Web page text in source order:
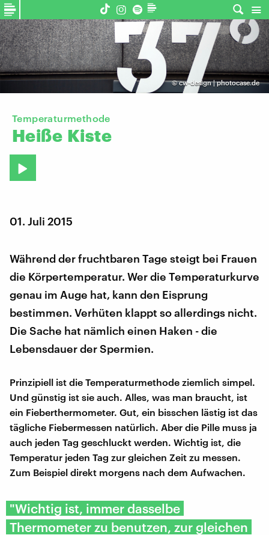
©cw-design | photocase.de
Temperaturmethode
Heiße Kiste
01. Juli 2015
Während der fruchtbaren Tage steigt bei Frauen
die Körpertemperatur. Wer die Temperaturkurve
genau im Auge hat, kann den Eisprung
bestimmen. Verhüten klappt so allerdings nicht.
Die Sache hat nämlich einen Haken - die
Lebensdauer der Spermien.
Prinzipiell ist die Temperaturmethode ziemlich simpel.
Und günstig ist sie auch. Alles, was man braucht, ist
ein Fieberthermometer. Gut, ein bisschen lästig ist das
tägliche Fiebermessen natürlich. Aber die Pille muss ja
auch jeden Tag geschluckt werden. Wichtig ist, die
Temperatur jeden Tag zur gleichen Zeit zu messen.
Zum Beispiel direkt morgens nach dem Aufwachen.
"Wichtig ist, immer dasselbe
Thermometer zu benutzen, zur gleichen